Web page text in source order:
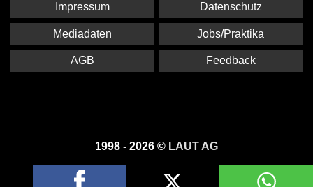
1998 - 2026 © LAUT AG
Impressum Datenschutz
Mediadaten Jobs/Praktika
AGB Feedback